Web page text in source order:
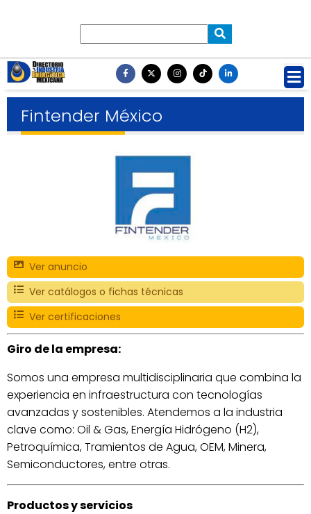
Fintender México
Ver anuncio
Ver catálogos o fichas técnicas
Ver certificaciones
Giro de la empresa:
Somos una empresa multidisciplinaria que combina la
experiencia en infraestructura con tecnologías
avanzadas y sostenibles. Atendemos a la industria
clave como: Oil & Gas, Energía Hidrógeno (H2),
Petroquímica, Tramientos de Agua, OEM, Minera,
Semiconductores, entre otras.
Productos y servicios